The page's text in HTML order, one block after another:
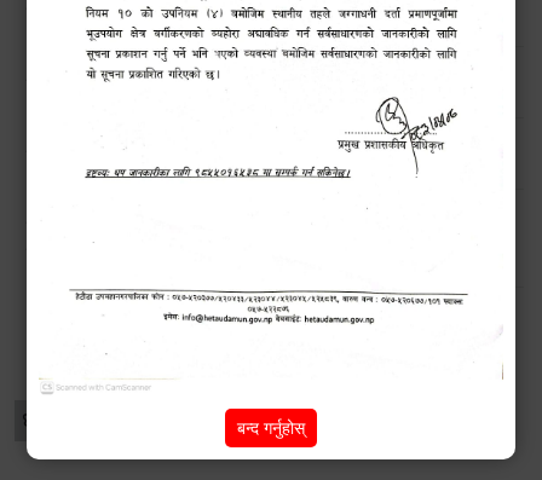
सूचना !!
हेटौंडाका चराहरु (Birds of Hetauda)
नगरबासीहरुमा बाढी पहिरो सम्बन्धी सूचना।।
धार्मिक/पर्यटन प्रेस नोटबन्द गर्नुहोस्